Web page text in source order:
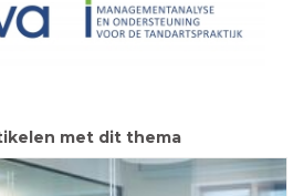
met dit thema